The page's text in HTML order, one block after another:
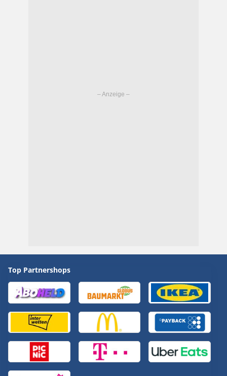
Top Partnershops